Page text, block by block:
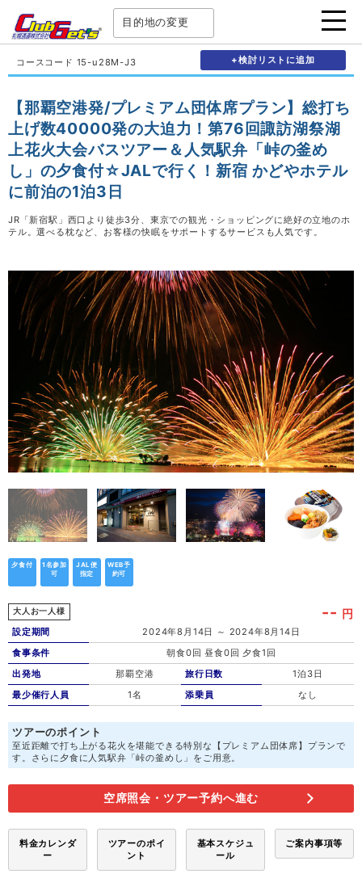
目的地の変更
コースコード 15-u28M-J3 +検討リストに追加
【那覇空港発/プレミアム団体席プラン】総打ち
上げ数40000発の大迫力！第76回諏訪湖祭湖
上花火大会バスツアー＆人気駅弁「峠の釜め
し」の夕食付☆JALで行く！新宿 かどやホテル
に前泊の1泊3日
JR「新宿駅」西口より徒歩3分、東京での観光・ショッピングに絶好の立地のホ
テル。選べる枕など、お客様の快眠をサポートするサービスも人気です。
夕食付
1名参加
可
JAL便
指定
WEB予
約可
大人お一人様 -- 円
設定期間
2024年8月14日 ～ 2024年8月14日
食事条件
朝食0回 昼食0回 夕食1回
出発地
那覇空港
最少催行人員
1名
旅行日数
1泊3日
添乗員
なし
ツアーのポイント
至近距離で打ち上がる花火を堪能できる特別な【プレミアム団体席】プランで
す。さらに夕食に人気駅弁「峠の釜めし」をご用意。
空席照会・ツアー予約へ進む
料金カレンダ
ー
ツアーのポイ
ント
基本スケジュ
ール
ご案内事項等